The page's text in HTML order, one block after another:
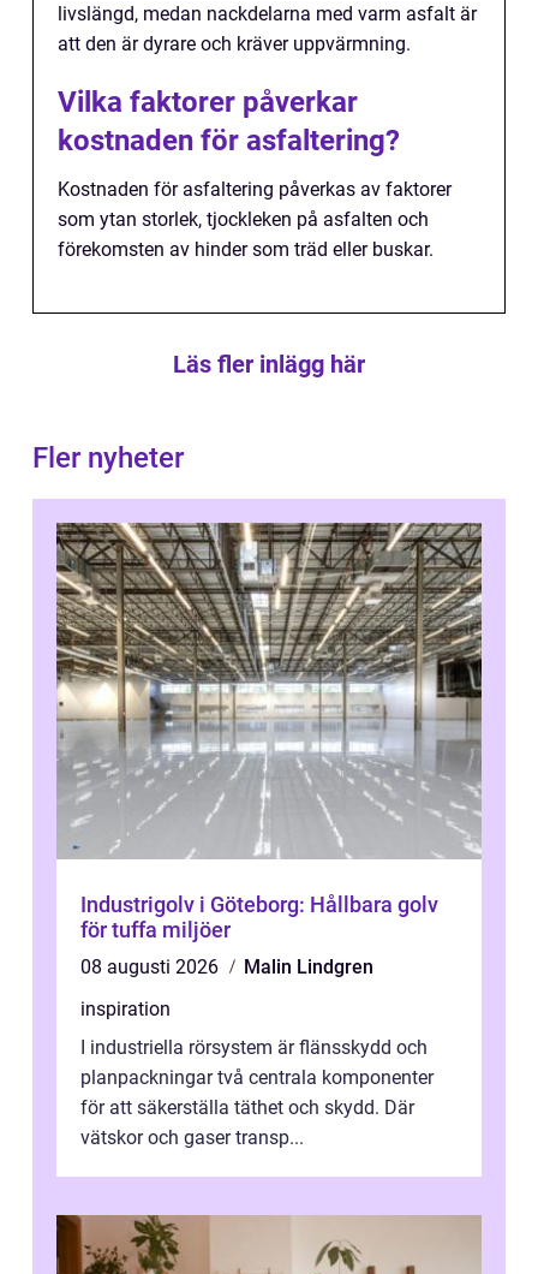
livslängd, medan nackdelarna med varm asfalt är
att den är dyrare och kräver uppvärmning.
Vilka faktorer påverkar
kostnaden för asfaltering?
Kostnaden för asfaltering påverkas av faktorer
som ytan storlek, tjockleken på asfalten och
förekomsten av hinder som träd eller buskar.
Läs fler inlägg här
Fler nyheter
Industrigolv i Göteborg: Hållbara golv
för tuffa miljöer
08 augusti 2026
Malin Lindgren
inspiration
I industriella rörsystem är flänsskydd och
planpackningar två centrala komponenter
för att säkerställa täthet och skydd. Där
vätskor och gaser transp...